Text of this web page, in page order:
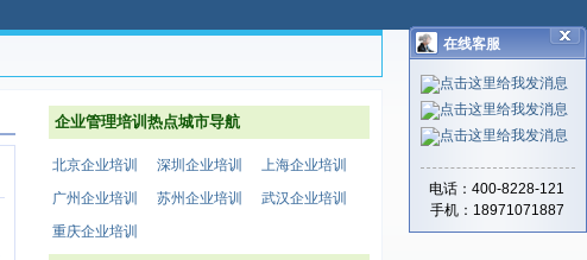
企业管理培训热点城市导航
北京企业培训 深圳企业培训
上海企业培训
广州企业培训
苏州企业培训
武汉企业培训
重庆企业培训
在线客服
电话：400-8228-121
手机：18971071887